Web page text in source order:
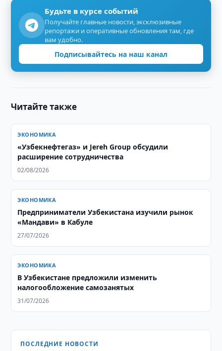
Будьте в курсе событий
Получайте главные новости, эксклюзивные
репортажи и оперативные обновления там, где
вам удобно.
Подписывайтесь на наш канал
Читайте также
ЭКОНОМИКА
«Узбекнефтегаз» и Jereh Group обсудили
расширение сотрудничества
02/08/2026
ЭКОНОМИКА
Предприниматели Узбекистана изучили рынок
«Мандави» в Кабуле
27/07/2026
ЭКОНОМИКА
В Узбекистане предложили изменить
налогообложение самозанятых
31/07/2026
ПОСЛЕДНИЕ НОВОСТИ